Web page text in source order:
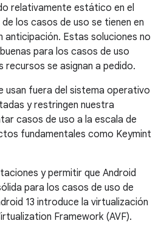
relativamente estático en el
los casos de uso se tienen en
anticipación. Estas soluciones no
para los casos de uso
recursos se asignan a pedido.
usan fuera del sistema operativo
y restringen nuestra
casos de uso a la escala de
fundamentales como Keymint
y permitir que Android
para los casos de uso de
13 introduce la virtualización
Framework (AVF).